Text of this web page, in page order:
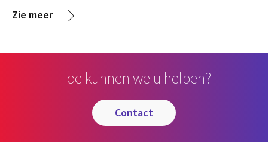
Zie meer
Hoe kunnen we u helpen?
contact